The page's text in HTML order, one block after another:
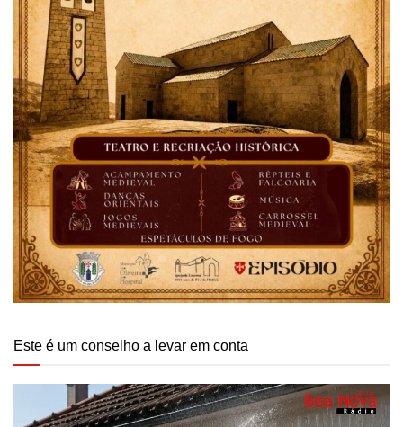
Este é um conselho a levar em conta